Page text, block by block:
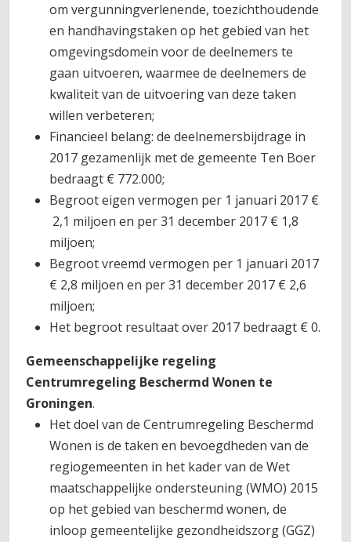
om vergunningverlenende, toezichthoudende
en handhavingstaken op het gebied van het
omgevingsdomein voor de deelnemers te
gaan uitvoeren, waarmee de deelnemers de
kwaliteit van de uitvoering van deze taken
willen verbeteren;
Financieel belang: de deelnemersbijdrage in
2017 gezamenlijk met de gemeente Ten Boer
bedraagt € 772.000;
Begroot eigen vermogen per 1 januari 2017 €
2,1 miljoen en per 31 december 2017 € 1,8
miljoen;
Begroot vreemd vermogen per 1 januari 2017
€ 2,8 miljoen en per 31 december 2017 € 2,6
miljoen;
Het begroot resultaat over 2017 bedraagt € 0.
Gemeenschappelijke regeling
Centrumregeling Beschermd Wonen te
Groningen.
Het doel van de Centrumregeling Beschermd
Wonen is de taken en bevoegdheden van de
regiogemeenten in het kader van de Wet
maatschappelijke ondersteuning (WMO) 2015
op het gebied van beschermd wonen, de
inloop gemeentelijke gezondheidszorg (GGZ)